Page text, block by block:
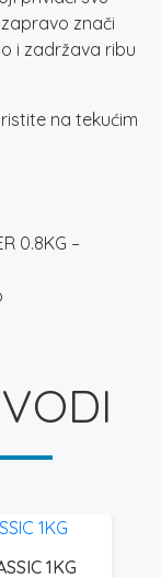
znači
i zadržava ribu
na tekućim
0.8KG –
1KG